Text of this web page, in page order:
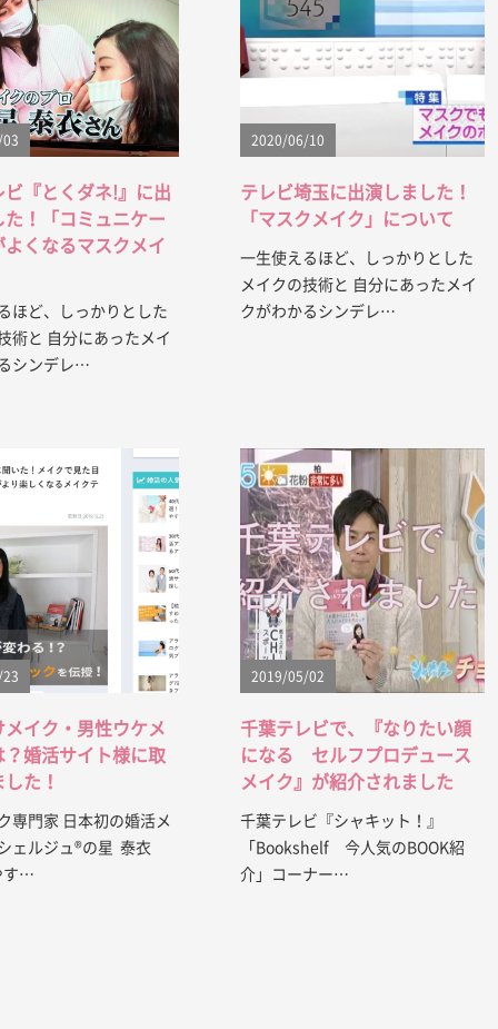
『とくダネ!』に出
！「コミュニケー
くなるマスクメイ
ほど、しっかりとした
術と 自分にあったメイ
シンデレ…
2020/06/10
テレビ埼玉に出演しました！
「マスクメイク」について
一生使えるほど、しっかりとした
メイクの技術と 自分にあったメイ
クがわかるシンデレ…
イク・男性ウケメ
婚活サイト様に取
た！
専門家 日本初の婚活メ
ェルジュ®︎の星 泰衣
す…
2019/05/02
千葉テレビで、『なりたい顔
になる セルフプロデュース
メイク』が紹介されました
千葉テレビ『シャキット！』
「Bookshelf 今人気のBOOK紹
介」コーナー…